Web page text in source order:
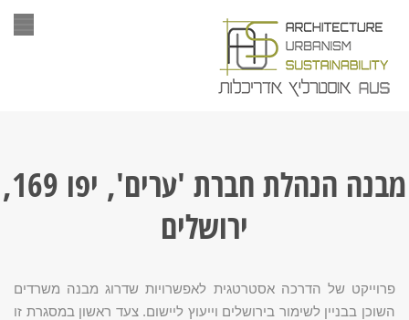
מבנה הנהלת חברת 'ערים', יפו 169,
ירושלים
פרוייקט של הדרכה אסטרטגית לאפשרויות שדרוג מבנה משרדים
השוכן בבניין לשימור בירושלים וייעוץ ליישום. צעד ראשון במסגרת זו